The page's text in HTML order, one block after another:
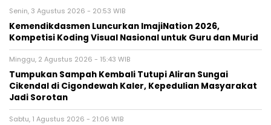
Senin, 3 Agustus 2026 - 20:53 WIB
Kemendikdasmen Luncurkan ImajiNation 2026,
Kompetisi Koding Visual Nasional untuk Guru dan Murid
Minggu, 2 Agustus 2026 - 15:43 WIB
Tumpukan Sampah Kembali Tutupi Aliran Sungai
Cikendal di Cigondewah Kaler, Kepedulian Masyarakat
Jadi Sorotan
Sabtu, 1 Agustus 2026 - 21:06 WIB